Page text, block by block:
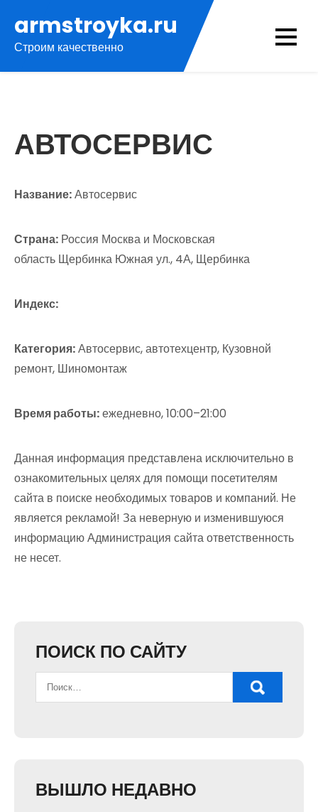
содержимому
armstroyka.ru
Строим качественно
АВТОСЕРВИС
Название:Автосервис
Страна: Россия Москва и Московская
область Щербинка Южная ул., 4А, Щербинка
Индекс:
Категория:Автосервис, автотехцентр, Кузовной
ремонт, Шиномонтаж
Время работы:ежедневно, 10:00–21:00
Данная информация представлена исключительно в
ознакомительных целях для помощи посетителям
сайта в поиске необходимых товаров и компаний. Не
является рекламой! За неверную и изменившуюся
информацию Администрация сайта ответственность
не несет.
ПОИСК ПО САЙТУ
ВЫШЛО НЕДАВНО